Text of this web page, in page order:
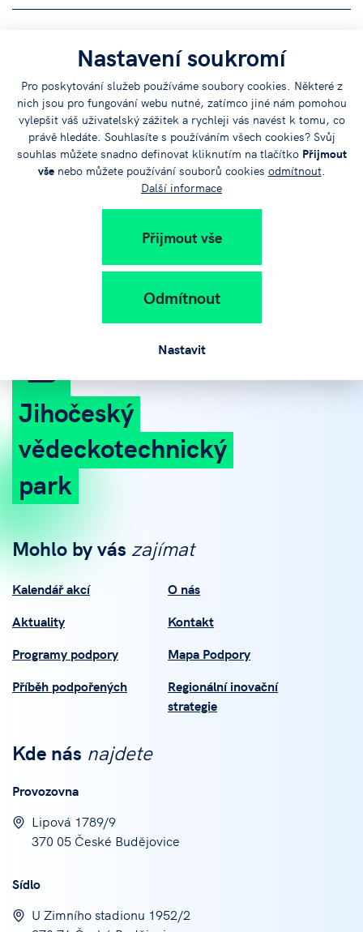
Nastavení soukromí
Pro poskytování služeb používáme soubory cookies. Některé z
nich jsou pro fungování webu nutné, zatímco jiné nám pomohou
vylepšit váš uživatelský zážitek a rychleji vás navést k tomu, co
právě hledáte. Souhlasíte s používáním všech cookies? Svůj
souhlas můžete snadno definovat kliknutím na tlačítko Přijmout
všenebo můžete používání souborů cookies odmítnout.
Další informace
Přijmout vše
Odmítnout
Nastavit
Sdílejte
článek na:
+420 383 579 111
info@jvtp.cz
Jihočeský
vědeckotechnický
park
Mohlo by vás zajímat
Kalendář akcí
Aktuality
Programy podpory
Příběh podpořených
O nás
Kontakt
Mapa Podpory
Regionální inovační
strategie
Kde nás najdete
Provozovna
Lipová 1789/9
370 05 České Budějovice
Sídlo
U Zimního stadionu 1952/2